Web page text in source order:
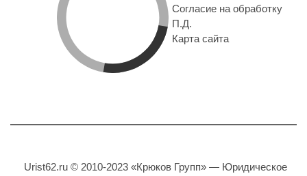
Согласие на обработку
П.Д.
Карта сайта
Urist62.ru © 2010-2023 «Крюков Групп» — Юридическое